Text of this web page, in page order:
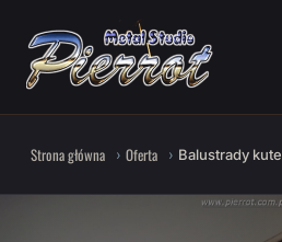
Strona główna Oferta Balustrady kute